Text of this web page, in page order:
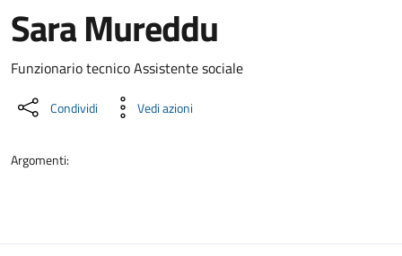
Sara Mureddu
Dettaglio della persona
Funzionario tecnico Assistente sociale
Condividi Vedi azioni
Argomenti: